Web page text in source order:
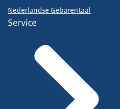
Nederlandse Gebarentaal
Service